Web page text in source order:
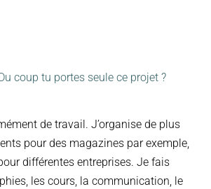
coup tu portes seule ce projet ?
de travail. J’organise de plus
pour des magazines par exemple,
différentes entreprises. Je fais
les cours, la communication, le